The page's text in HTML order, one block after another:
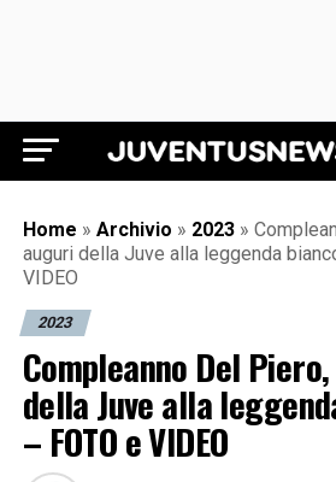
Juventus
Home » Archivio » 2023 »
auguri della Juve alla leggenda
VIDEO
2023
Compleanno Del
della Juve alla
– FOTO e VIDEO